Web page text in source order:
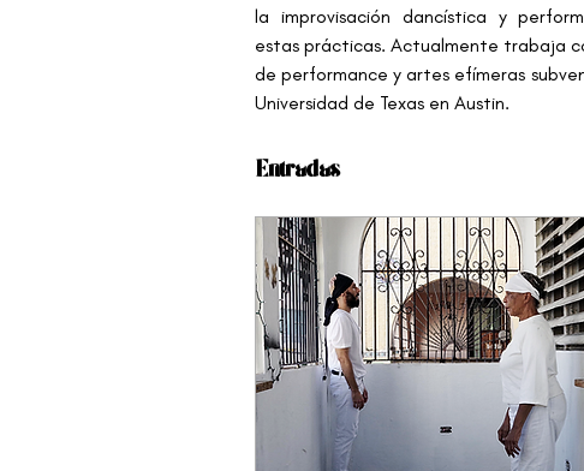
la improvisación dancística y
estas prácticas. Actualmente trabaja
de performance y artes efímeras
Universidad de Texas en Austin.
Entradas